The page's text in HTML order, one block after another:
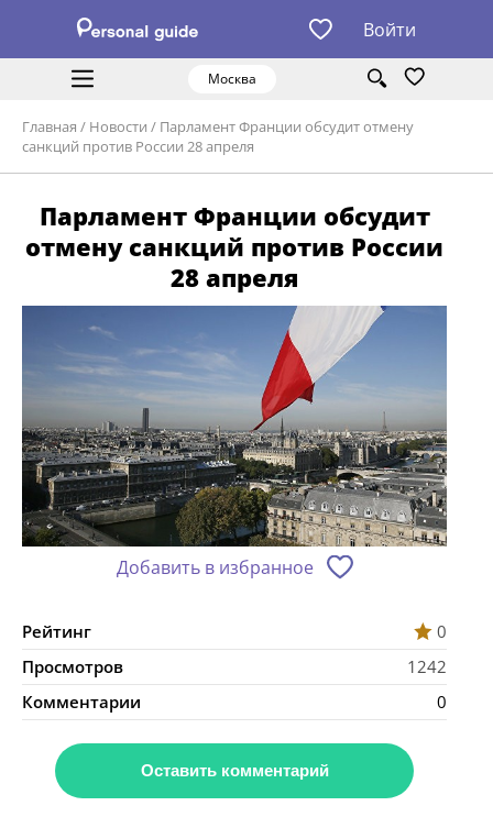
Войти
Москва
Главная / Новости / Парламент Франции обсудит отмену
санкций против России 28 апреля
Парламент Франции обсудит
отмену санкций против России
28 апреля
Добавить в избранное
Рейтинг
0
Просмотров
1242
Комментарии
0
Оставить комментарий